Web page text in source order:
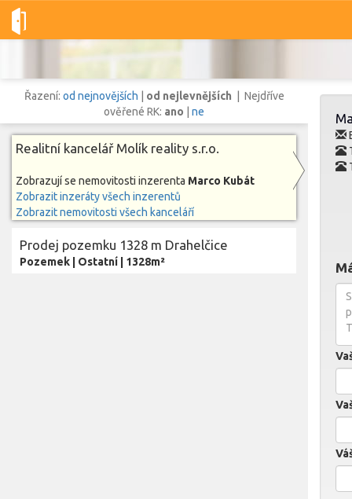
Dobré-nemovitosti.cz Molík reality s.r.o. Marco Kubát
Pozemky
Lokalita
Cena
Řazení: od nejnovějších od nejlevnějších
| Nejdříve
ověřené RK: ano ne
Realitní kancelář Molík reality s.r.o.
Zobrazují se nemovitosti inzerenta Marco Kubát
Zobrazit inzeráty všech inzerentů
Zobrazit nemovitosti všech kanceláří
Prodej pozemku 1328 m Drahelčice
Pozemek Ostatní 1328m²